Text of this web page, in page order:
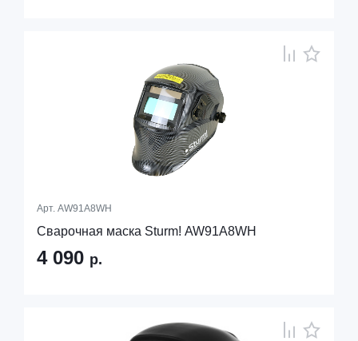
Арт. AW91A8WH
Сварочная маска Sturm! AW91A8WH
4 090 р.